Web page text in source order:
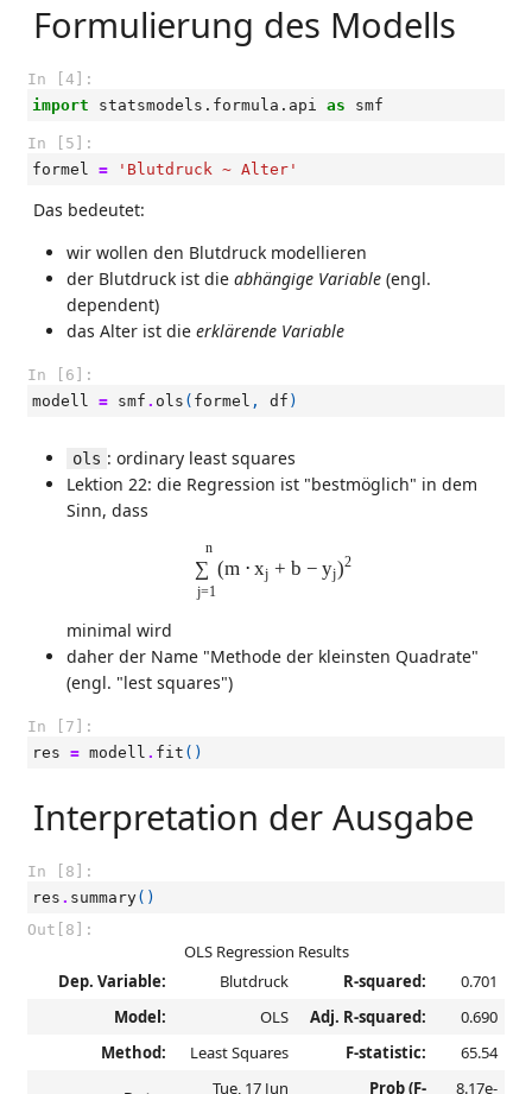
Formulierung des Modells
In [4]:
import
statsmodels.formula.api as smf
In [5]:
formel = 'Blutdruck ~ Alter'
Das bedeutet:
wir wollen den Blutdruck modellieren
der Blutdruck ist die abhängige Variable (engl.
dependent)
das Alter ist die erklärende Variable
In [6]:
modell = smf . ols ( formel , df )
ols : ordinary least squares
Lektion 22: die Regression ist "bestmöglich" in dem
Sinn, dass
n
∑
j=1
(m ⋅ xj + b − yj)2
∑j=
minimal wird
daher der Name "Methode der kleinsten Quadrate"
(engl. "lest squares")
In [7]:
res = modell . fit ()
Interpretation der Ausgabe
In [8]:
res . summary()
Out[8]:
OLS Regression Results
Dep. Variable:
Blutdruck R-squared:
0.701
Model:
OLS Adj. R-squared:
0.690
Method:
Least Squares F-statistic: 65.54
Tue, 17 Jun Prob (F- 8.17e-